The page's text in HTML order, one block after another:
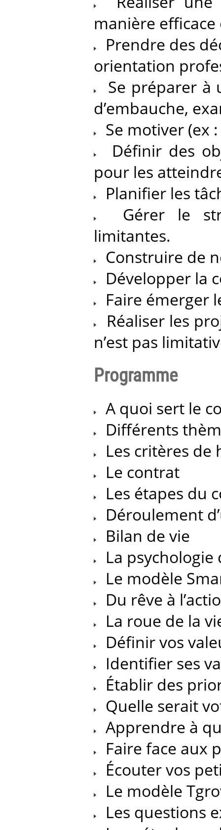
manière efficace
Prendre des
orientation
Se préparer à
d’embauche,
Se motiver (ex
Définir des
pour les
Planifier les
Gérer le
limitantes.
Construire de
Développer la
Faire émerger
Réaliser les
n’est pas
Programme
A quoi sert le
Différents
Les critères
Le contrat
Les étapes du
Déroulement
Bilan de vie
La
Le modèle
Du rêve à
La roue de la
Définir vos
Identifier ses
Établir des
Quelle serait
Apprendre à
Faire face aux
Écouter vos
Le modèle
Les questions